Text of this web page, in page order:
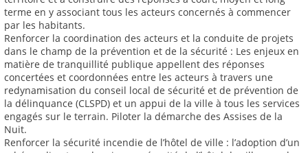
terme en y associant tous les acteurs concernés à commencer
par les habitants.
Renforcer la coordination des acteurs et la conduite de projets
dans le champ de la prévention et de la sécurité : Les enjeux en
matière de tranquillité publique appellent des réponses
concertées et coordonnées entre les acteurs à travers une
redynamisation du conseil local de sécurité et de prévention de
la délinquance (CLSPD) et un appui de la ville à tous les services
engagés sur le terrain. Piloter la démarche des Assises de la
Nuit.
Renforcer la sécurité incendie de l’hôtel de ville : l’adoption d’un